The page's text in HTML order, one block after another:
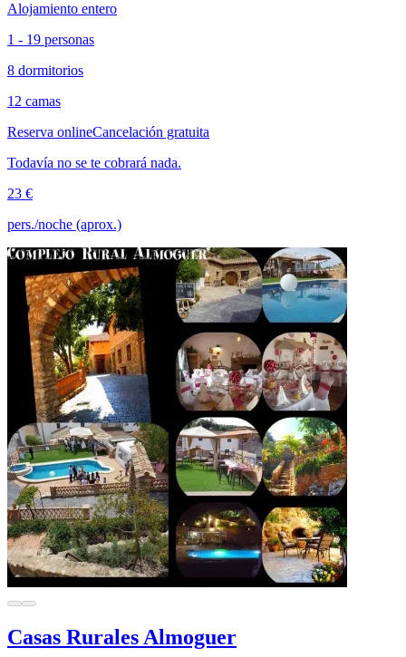
Alojamiento entero
1 - 19 personas
8 dormitorios
12 camas
Reserva onlineCancelación gratuita
Todavía no se te cobrará nada.
23 €
pers./noche (aprox.)
Casas Rurales Almoguer